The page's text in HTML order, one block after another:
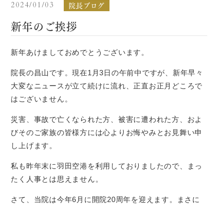
2024/01/03 院長ブログ
新年のご挨拶
新年あけましておめでとうございます。
院長の昌山です。現在1月3日の午前中ですが、新年早々
大変なニュースが立て続けに流れ、正直お正月どころで
はございません。
災害、事故で亡くなられた方、被害に遭われた方、およ
びそのご家族の皆様方には心よりお悔やみとお見舞い申
し上げます。
私も昨年末に羽田空港を利用しておりましたので、まっ
たく人事とは思えません。
さて、当院は今年6月に開院20周年を迎えます。まさに